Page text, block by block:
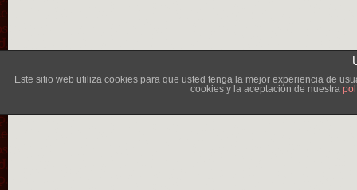
Este sitio web utiliza cookies para que usted tenga la mejor experiencia de
cookies y la aceptación de nuestra